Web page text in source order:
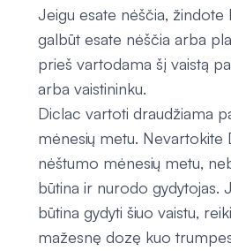
Jeigu esate nėščia, žindote
galbūt esate nėščia arba
prieš vartodama šį vaistą
arba vaistininku.
Diclac vartoti draudžiama
mėnesių metu. Nevartokite
nėštumo mėnesių metu,
būtina ir nurodo gydytojas.
būtina gydyti šiuo vaistu,
mažesnę dozę kuo